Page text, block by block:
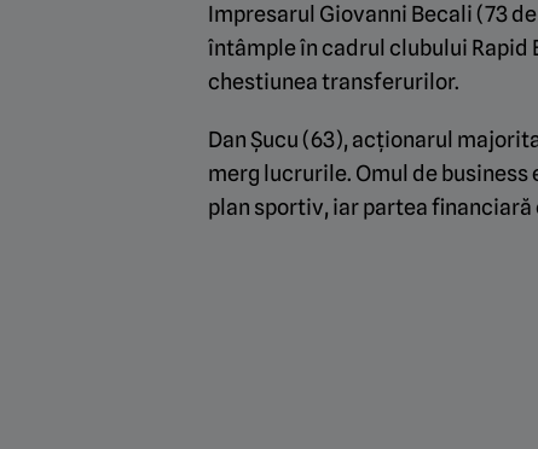
Impresarul Giovanni Becali (73
întâmple în cadrul clubului Rapid
chestiunea transferurilor.
Dan Șucu (63), acționarul
merg lucrurile. Omul de
plan sportiv, iar partea